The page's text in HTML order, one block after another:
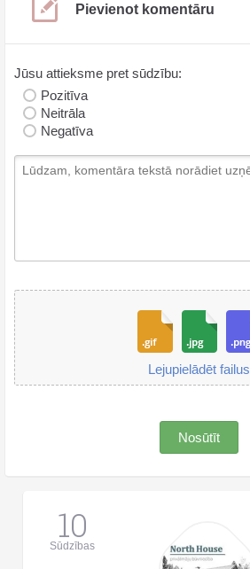
Pievienot komentāru
Jūsu attieksme pret sūdzību:
Pozitīva
Neitrāla
Negatīva
Lejupielādēt failus
Nosūtīt
10
Sūdzības